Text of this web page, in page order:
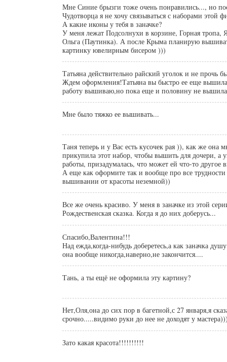
Мне Синие брызги тоже очень понравились..., но
Чудотворца я не хочу связываться с наборами этой
А какие иконы у тебя в заначке?
У меня лежат Подсолнухи в корзине, Горная тропа,
Ольга (Паутинка). А после Крыма планирую
картинку ювелирным бисером )))
Татьяна действительно райский уголок и не прочь
Ждем оформления!Татьяна вы быстро ее еще
работу вышиваю,но пока еще и половину не вышила
Мне было тяжко ее вышивать...
Таня теперь и у Вас есть кусочек рая )), как же она мне нравится! Я
прикупила этот набор, чтобы вышить для дочери, а
работы, призадумалась, что может ей что-то
А еще как оформите так и вообще про все трудности
вышивании от красоты неземной))
Все же очень красиво. У меня в заначке из этой
Рождественская сказка. Когда я до них доберусь...
Спасибо,Валентина!!!
Над ежда,когда-нибудь доберетесь,а как заначка
она вообще никогда,наверно,не закончится....
Тань, а ты ещё не оформила эту картину?
Нет,Оля,она до сих пор в багетной,с 27 января,я
срочно.....видимо руки до нее не доходят у
Зато какая красота!!!!!!!!!!